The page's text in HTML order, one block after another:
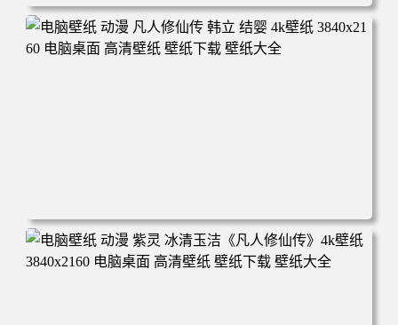
电脑壁纸 动漫角色 卡通场景 夏日休闲 夏日壁纸 治愈系 童
年回忆 荷塘荷叶 蜡笔小新 电脑桌面 高清壁纸 壁纸下载 壁
电脑壁纸 动漫 凡人修仙传 韩立 结婴 4k壁纸 3840x2160 电
脑桌面 高清壁纸 壁纸下载 壁纸大全